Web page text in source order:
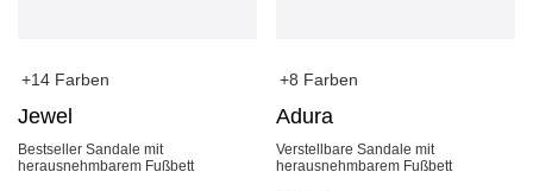
+14 Farben
Jewel
Bestseller Sandale mit
herausnehmbarem Fußbett
+8 Farben
Adura
Verstellbare Sandale mit
herausnehmbarem Fußbett